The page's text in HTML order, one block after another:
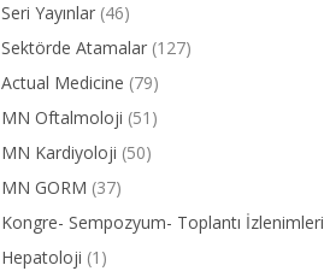
Seri Yayınlar (46)
Sektörde Atamalar (127)
Actual Medicine (79)
MN Oftalmoloji (51)
MN Kardiyoloji (50)
MN GORM (37)
Kongre- Sempozyum- Toplantı İzlenimleri
Hepatoloji (1)